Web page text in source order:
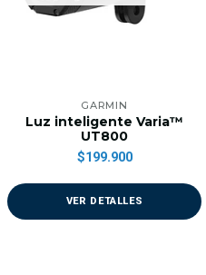
GARMIN
Luz inteligente Varia™
UT800
$199.900
VER DETALLES